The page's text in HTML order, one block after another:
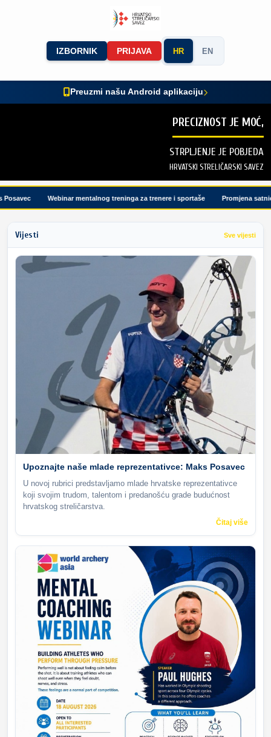
IZBORNIK PRIJAVA HR EN
Preuzmi našu Android aplikaciju
PRECIZNOST JE MOĆ,
STRPLJENJE JE POBJEDA
HRVATSKI STRELIČARSKI SAVEZ
Webinar mentalnog treninga za trenere i sportaše Promjena
Vijesti Sve vijesti
Upoznajte naše mlade reprezentativce: Maks Posavec
U novoj rubrici predstavljamo mlade hrvatske reprezentativce
koji svojim trudom, talentom i predanošću grade budućnost
hrvatskog streličarstva.
Čitaj više